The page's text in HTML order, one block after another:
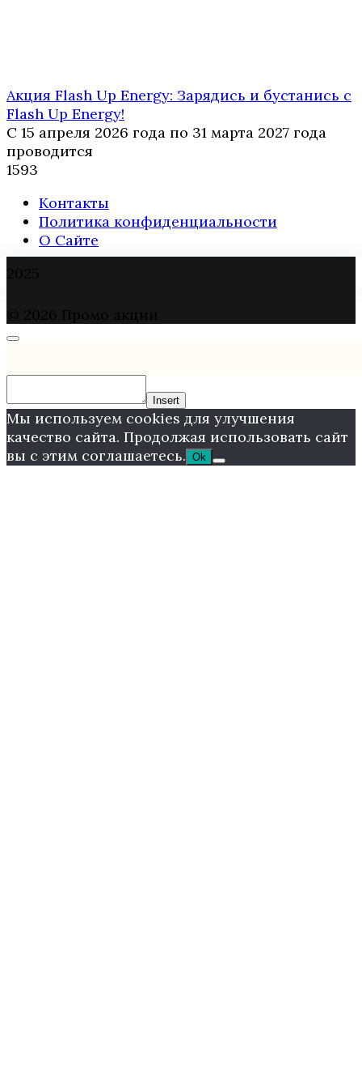
Акция Flash Up Energy: Зарядись и бустанись с
Flash Up Energy!
С 15 апреля 2026 года по 31 марта 2027 года
проводится
1593
Контакты
Политика конфиденциальности
О Сайте
Insert
Мы используем cookies для улучшения
качество сайта. Продолжая использовать сайт
вы с этим соглашаетесь. Ok